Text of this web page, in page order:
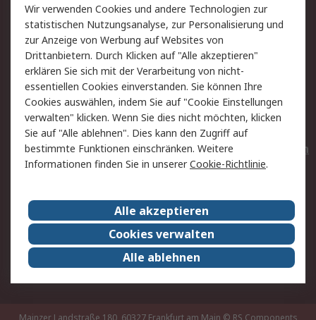
Rücksendungen
Kontakt
Hilfe
Privatkunden
Rechtliches
AGB
Datenschutz
Cookie-Richtlinie
Zahlungsbedingungen
Copyright/Impressum
Entsorgung
Elektrogeräte/Batterien
RS weltweit
Karriere bei RS
Nachhaltigkeit
Qualität/Umwelt/ZertifikatePresse-Center
Event-Center
Wir verwenden Cookies und andere Technologien zur
statistischen Nutzungsanalyse, zur Personalisierung und
zur Anzeige von Werbung auf Websites von
Drittanbietern. Durch Klicken auf "Alle akzeptieren"
erklären Sie sich mit der Verarbeitung von nicht-
essentiellen Cookies einverstanden. Sie können Ihre
Cookies auswählen, indem Sie auf "Cookie Einstellungen
verwalten" klicken. Wenn Sie dies nicht möchten, klicken
Sie auf "Alle ablehnen". Dies kann den Zugriff auf
bestimmte Funktionen einschränken. Weitere
Informationen finden Sie in unsererCookie-Richtlinie.
Alle akzeptieren
Cookies verwalten
Alle ablehnen